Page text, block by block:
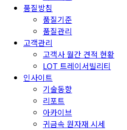
품질방침
품질기준
품질관리
고객관리
고객사 월간 견적 현황
LOT 트레이서빌리티
인사이트
기술동향
리포트
아카이브
귀금속 원자재 시세